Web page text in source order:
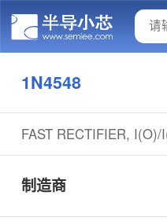
1N4548
FAST RECTIFIER,
制造商